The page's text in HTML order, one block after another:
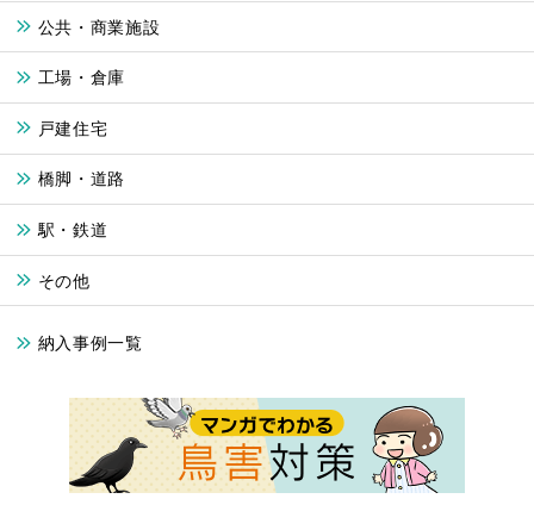
公共・商業施設
工場・倉庫
戸建住宅
橋脚・道路
駅・鉄道
その他
納入事例一覧